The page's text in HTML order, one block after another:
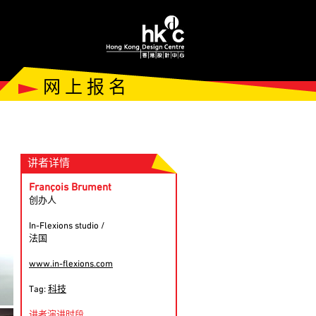
网 上 报 名
讲者详情
François Brument
创办人
In-Flexions studio /
法国
www.in-flexions.com
Tag:科技